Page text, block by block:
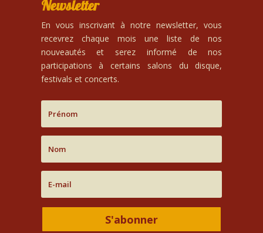
Newsletter
En vous inscrivant à notre newsletter, vous
recevrez chaque mois une liste de nos
nouveautés et serez informé de nos
participations à certains salons du disque,
festivals et concerts.
S'abonner